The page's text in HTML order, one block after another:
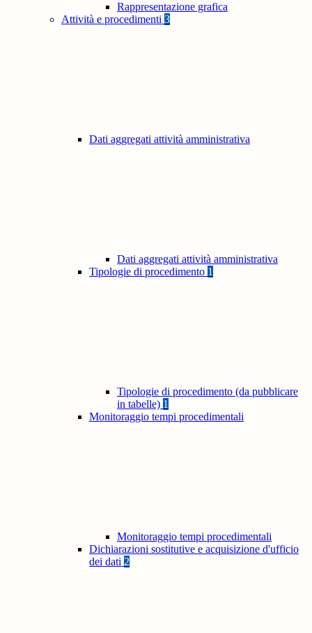
Rappresentazione grafica
Attività e procedimenti 3
Dati aggregati attività amministrativa
Dati aggregati attività amministrativa
Tipologie di procedimento 1
Tipologie di procedimento (da pubblicare
in tabelle) 1
Monitoraggio tempi procedimentali
Monitoraggio tempi procedimentali
Dichiarazioni sostitutive e acquisizione d'ufficio
dei dati 2